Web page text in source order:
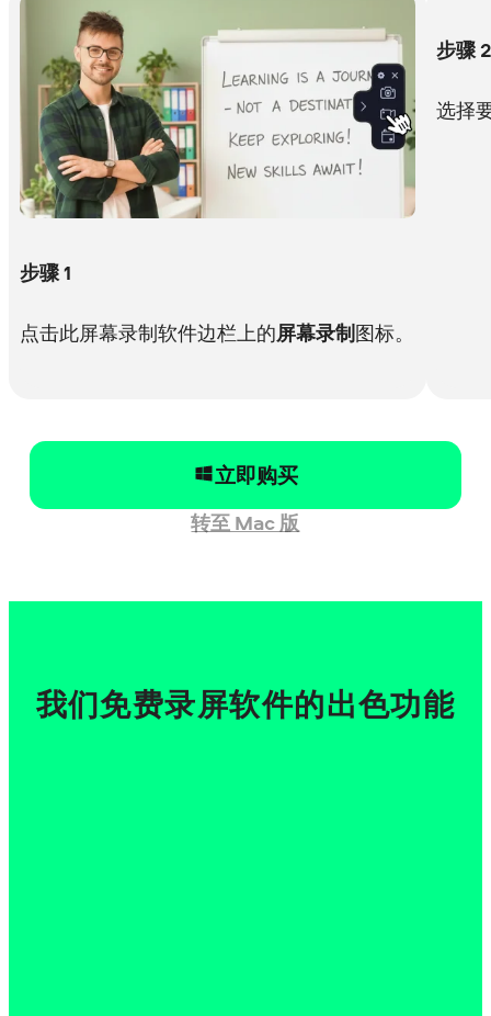
步骤 1
点击此屏幕录制软件边栏上的屏幕录制图标。
步骤
选择
立即购买
转至 Mac 版
我们免费录屏软件的出色功能